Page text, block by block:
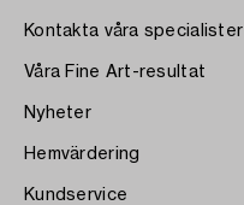
Kontakta våra specialister
Våra Fine Art-resultat
Nyheter
Hemvärdering
Kundservice